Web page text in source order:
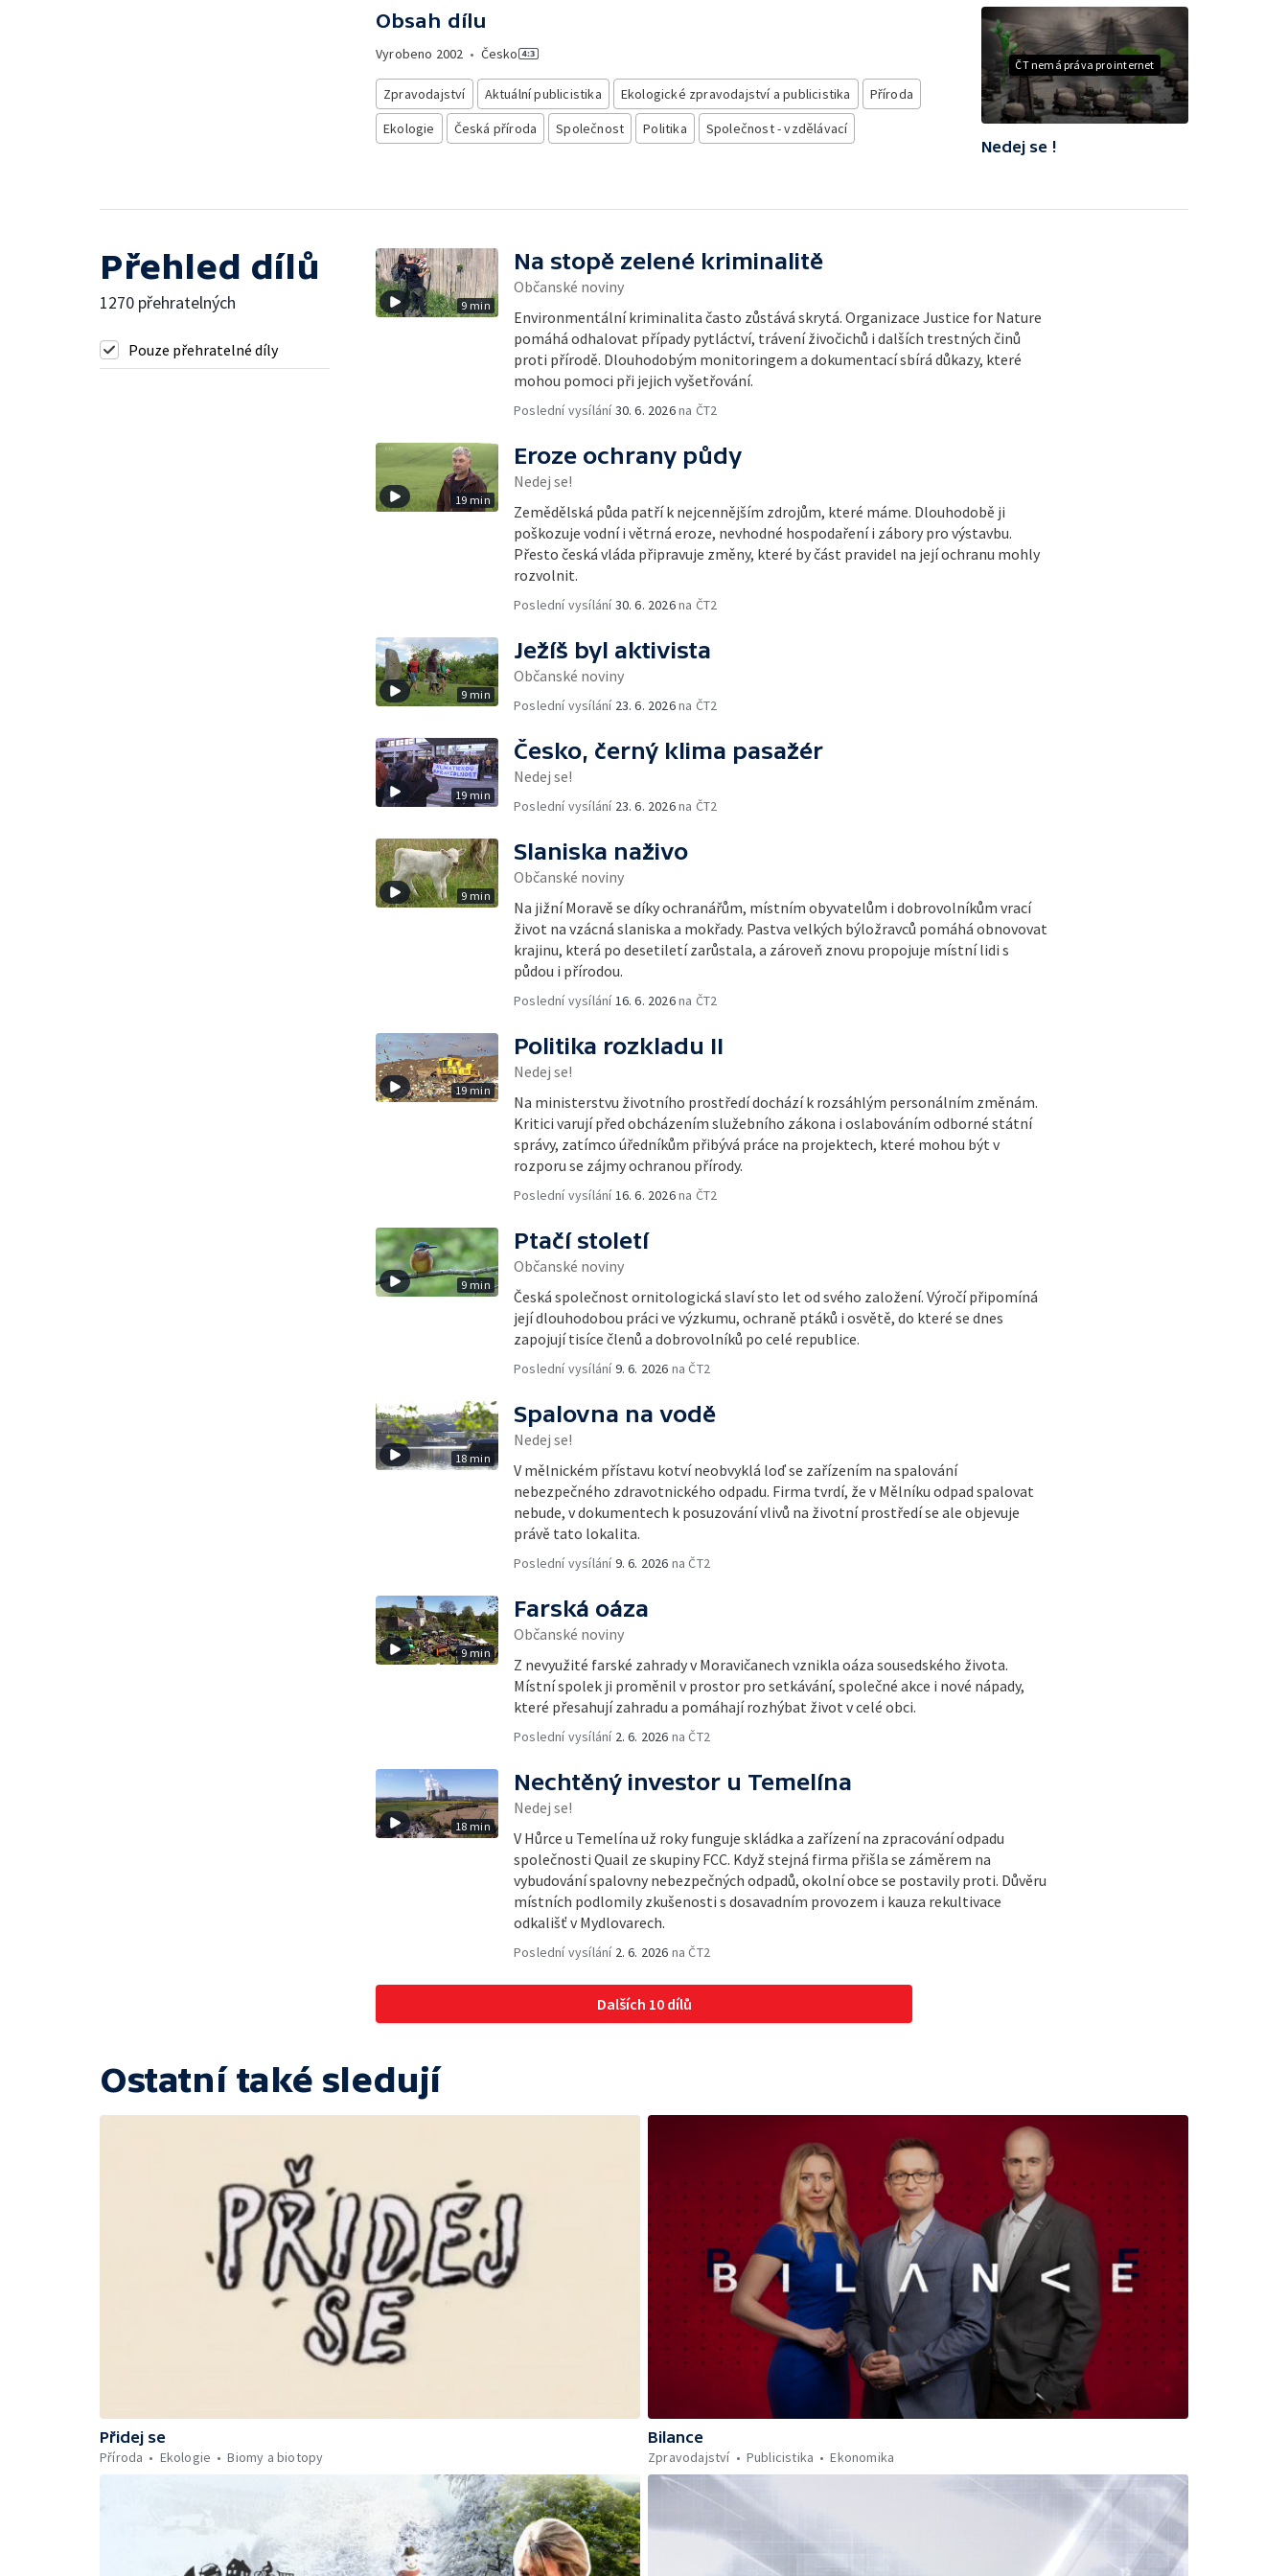
Obsah dílu
Vyrobeno 2002 • Česko
Zpravodajství Aktuální publicistika Ekologické zpravodajství a publicistika
Příroda
Ekologie
Česká příroda Společnost Politika Společnost - vzdělávací
ČT nemá práva pro internet
Nedej se !
Přehled dílů
1270 přehratelných
Pouze přehratelné díly
9 min
Na stopě zelené kriminalitě
Občanské noviny
Environmentální kriminalita často zůstává skrytá. Organizace Justice for Nature
pomáhá odhalovat případy pytláctví, trávení živočichů i dalších trestných činů
proti přírodě. Dlouhodobým monitoringem a dokumentací sbírá důkazy, které
mohou pomoci při jejich vyšetřování.
Poslední vysílání30. 6. 2026na ČT2
19 min
Eroze ochrany půdy
Nedej se!
Zemědělská půda patří k nejcennějším zdrojům, které máme. Dlouhodobě ji
poškozuje vodní i větrná eroze, nevhodné hospodaření i zábory pro výstavbu.
Přesto česká vláda připravuje změny, které by část pravidel na její ochranu mohly
rozvolnit.
Poslední vysílání30. 6. 2026na ČT2
9 min
Ježíš byl aktivista
Občanské noviny
Poslední vysílání 23. 6. 2026na ČT2
19 min
Česko, černý klima pasažér
Nedej se!
Poslední vysílání 23. 6. 2026na ČT2
9 min
Slaniska naživo
Občanské noviny
Na jižní Moravě se díky ochranářům, místním obyvatelům i dobrovolníkům vrací
život na vzácná slaniska a mokřady. Pastva velkých býložravců pomáhá obnovovat
krajinu, která po desetiletí zarůstala, a zároveň znovu propojuje místní lidi s
půdou i přírodou.
Poslední vysílání 16. 6. 2026na ČT2
19 min
Politika rozkladu II
Nedej se!
Na ministerstvu životního prostředí dochází k rozsáhlým personálním změnám.
Kritici varují před obcházením služebního zákona i oslabováním odborné státní
správy, zatímco úředníkům přibývá práce na projektech, které mohou být v
rozporu se zájmy ochranou přírody.
Poslední vysílání 16. 6. 2026na ČT2
9 min
Ptačí století
Občanské noviny
Česká společnost ornitologická slaví sto let od svého založení. Výročí připomíná
její dlouhodobou práci ve výzkumu, ochraně ptáků i osvětě, do které se dnes
zapojují tisíce členů a dobrovolníků po celé republice.
Poslední vysílání9. 6. 2026 na ČT2
18 min
Spalovna na vodě
Nedej se!
V mělnickém přístavu kotví neobvyklá loď se zařízením na spalování
nebezpečného zdravotnického odpadu. Firma tvrdí, že v Mělníku odpad spalovat
nebude, v dokumentech k posuzování vlivů na životní prostředí se ale objevuje
právě tato lokalita.
Poslední vysílání9. 6. 2026 na ČT2
9 min
Farská oáza
Občanské noviny
Z nevyužité farské zahrady v Moravičanech vznikla oáza sousedského života.
Místní spolek ji proměnil v prostor pro setkávání, společné akce i nové nápady,
které přesahují zahradu a pomáhají rozhýbat život v celé obci.
Poslední vysílání 2. 6. 2026 na ČT2
18 min
Nechtěný investor u Temelína
Nedej se!
V Hůrce u Temelína už roky funguje skládka a zařízení na zpracování odpadu
společnosti Quail ze skupiny FCC. Když stejná firma přišla se záměrem na
vybudování spalovny nebezpečných odpadů, okolní obce se postavily proti. Důvěru
místních podlomily zkušenosti s dosavadním provozem i kauza rekultivace
odkališť v Mydlovarech.
Poslední vysílání 2. 6. 2026 na ČT2
Dalších 10 dílů
Ostatní také sledují
Přidej se
Příroda
Ekologie Biomy a biotopy
Bilance
Zpravodajství
Publicistika Ekonomika